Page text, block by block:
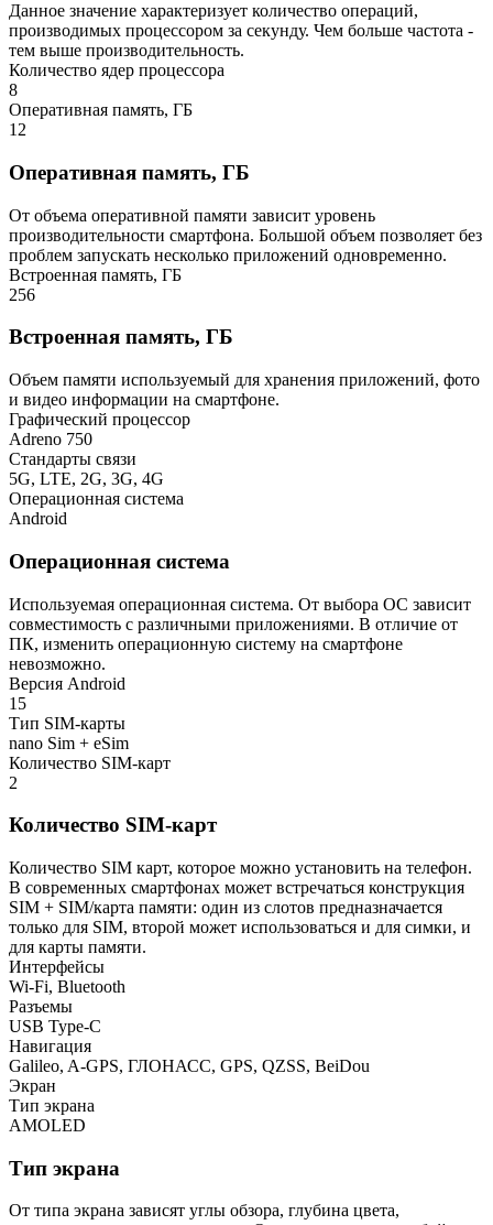
Данное значение характеризует количество операций,
производимых процессором за секунду. Чем больше частота -
тем выше производительность.
Количество ядер процессора
8
Оперативная память, ГБ
12
Оперативная память, ГБ
От объема оперативной памяти зависит уровень
производительности смартфона. Большой объем позволяет без
проблем запускать несколько приложений одновременно.
Встроенная память, ГБ
256
Встроенная память, ГБ
Объем памяти используемый для хранения приложений, фото
и видео информации на смартфоне.
Графический процессор
Adreno 750
Стандарты связи
5G, LTE, 2G, 3G, 4G
Операционная система
Android
Операционная система
Используемая операционная система. От выбора ОС зависит
совместимость с различными приложениями. В отличие от
ПК, изменить операционную систему на смартфоне
невозможно.
Версия Android
15
Тип SIM-карты
nano Sim + eSim
Количество SIM-карт
2
Количество SIM-карт
Количество SIM карт, которое можно установить на телефон.
В современных смартфонах может встречаться конструкция
SIM + SIM/карта памяти: один из слотов предназначается
только для SIM, второй может использоваться и для симки, и
для карты памяти.
Интерфейсы
Wi-Fi, Bluetooth
Разъемы
USB Type-C
Навигация
Galileo, A-GPS, ГЛОНАСС, GPS, QZSS, BeiDou
Экран
Тип экрана
AMOLED
Тип экрана
От типа экрана зависят углы обзора, глубина цвета,